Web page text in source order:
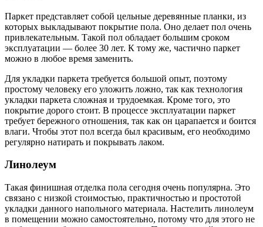
Паркет представляет собой цельные деревянные планки, из
которых выкладывают покрытие пола. Оно делает пол очень
привлекательным. Такой пол обладает большим сроком
эксплуатации — более 30 лет. К тому же, частично паркет
можно в любое время заменить.
Для укладки паркета требуется большой опыт, поэтому
простому человеку его уложить ложно, так как технология
укладки паркета сложная и трудоемкая. Кроме того, это
покрытие дорого стоит. В процессе эксплуатации паркет
требует бережного отношения, так как он царапается и боится
влаги. Чтобы этот пол всегда был красивым, его необходимо
регулярно натирать и покрывать лаком.
Линолеум
Такая финишная отделка пола сегодня очень популярна. Это
связано с низкой стоимостью, практичностью и простотой
укладки данного напольного материала. Настелить линолеум
в помещении можно самостоятельно, потому что для этого не